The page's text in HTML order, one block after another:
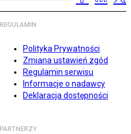
REGULAMIN
Polityka Prywatności
Zmiana ustawień zgód
Regulamin serwisu
Informacje o nadawcy
Deklaracja dostępności
PARTNERZY